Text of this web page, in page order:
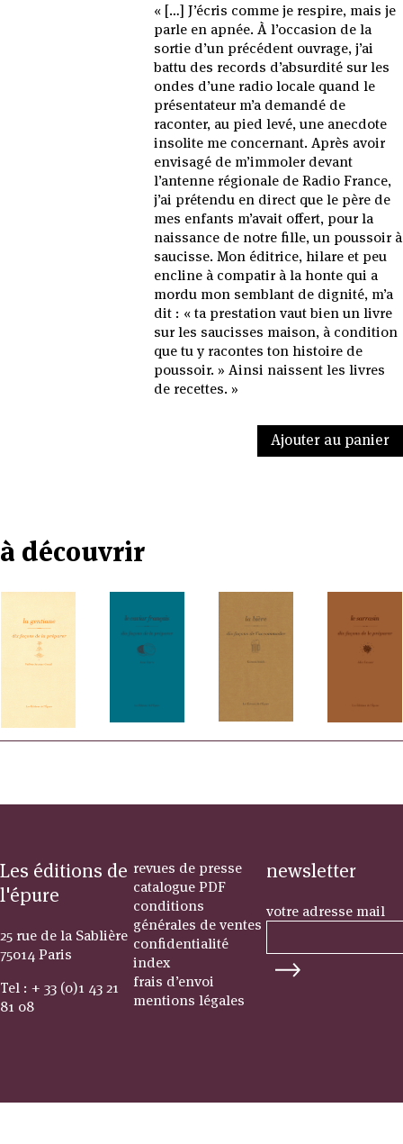
« […] J’écris comme je respire, mais je
parle en apnée. À l’occasion de la
sortie d’un précédent ouvrage, j’ai
battu des records d’absurdité sur les
ondes d’une radio locale quand le
présentateur m’a demandé de
raconter, au pied levé, une anecdote
insolite me concernant. Après avoir
envisagé de m’immoler devant
l’antenne régionale de Radio France,
j’ai prétendu en direct que le père de
mes enfants m’avait offert, pour la
naissance de notre fille, un poussoir à
saucisse. Mon éditrice, hilare et peu
encline à compatir à la honte qui a
mordu mon semblant de dignité, m’a
dit : « ta prestation vaut bien un livre
sur les saucisses maison, à condition
que tu y racontes ton histoire de
poussoir. » Ainsi naissent les livres
de recettes. »
Ajouter au panier
à découvrir
Les éditions de
l'épure
25 rue de la Sablière
75014 Paris
Tel : + 33 (0)1 43 21
81 08
revues de presse
catalogue PDF
conditions
générales de ventes
confidentialité
index
frais d’envoi
mentions légales
newsletter
votre adresse mail